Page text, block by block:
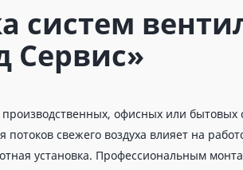
систем
Сервис»
офисных или
потоков свежего воздуха влияет на
установка. Профессиональным